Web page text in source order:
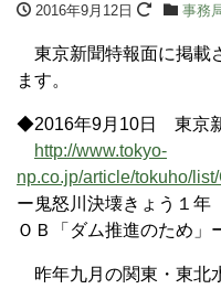
2016年9月12日 事務
東京新聞特報面に掲載
ます。
◆2016年9月10日 東京
http://www.tokyo-
np.co.jp/article/tokuho/
ー鬼怒川決壊きょう１
ＯＢ「ダム推進のため」
昨年九月の関東・東北